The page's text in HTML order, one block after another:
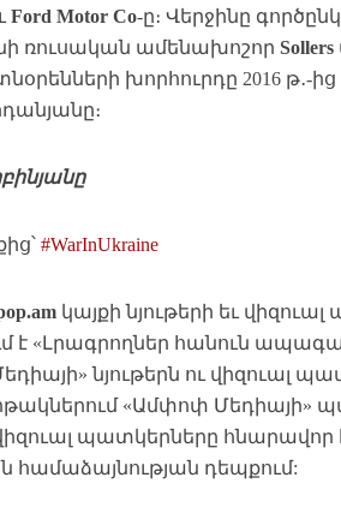
Ford Motor Co-ը։ Վերջինը
ռուսական ամենախոշորSollers
խորհուրդը 2016 թ․-
#WarInUkraine
կայքի նյութերի եւ
«Լրագրողներ հանուն
նյութերն ու վիզուալ
«Ամփոփ
պատկերները հնարավոր է
դեպքում: